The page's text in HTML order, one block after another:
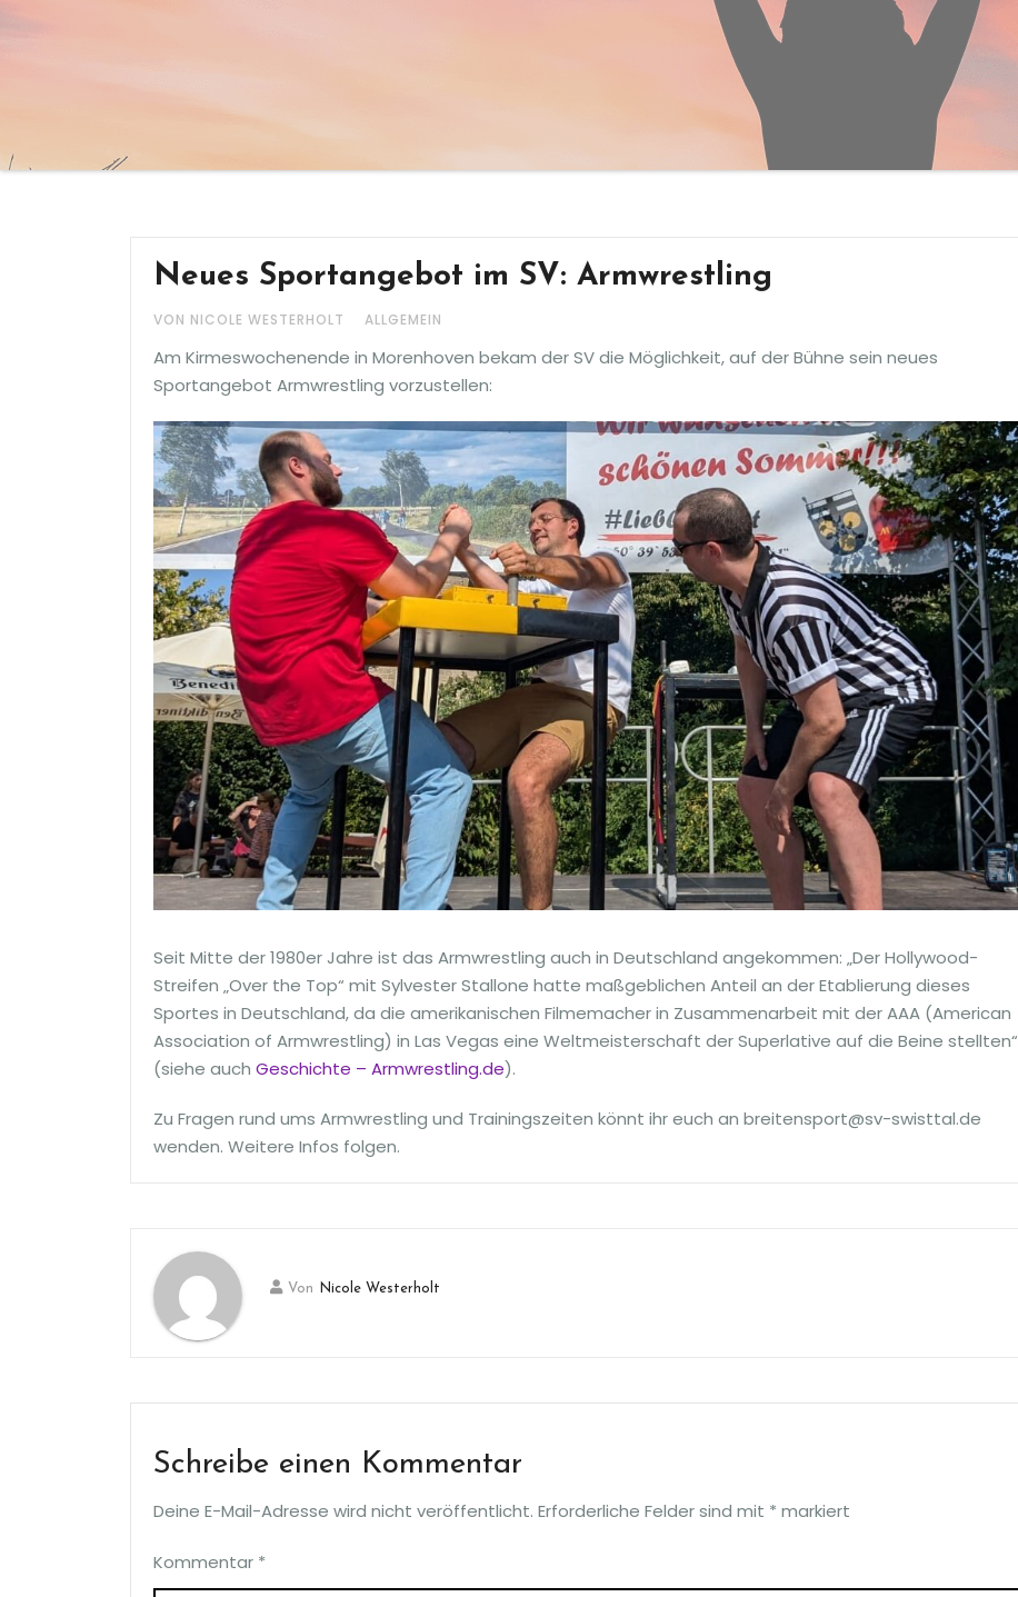
Neues Sportangebot im SV: Armwrestling
VON NICOLE WESTERHOLT ALLGEMEIN
Am Kirmeswochenende in Morenhoven bekam der SV die Möglichkeit, auf der Bühne sein neues
Sportangebot Armwrestling vorzustellen:
Seit Mitte der 1980er Jahre ist das Armwrestling auch in Deutschland angekommen: „Der Hollywood-
Streifen „Over the Top“ mit Sylvester Stallone hatte maßgeblichen Anteil an der Etablierung dieses
Sportes in Deutschland, da die amerikanischen Filmemacher in Zusammenarbeit mit der AAA (American
Association of Armwrestling) in Las Vegas eine Weltmeisterschaft der Superlative auf die Beine stellten“
(siehe auch Geschichte – Armwrestling.de).
Zu Fragen rund ums Armwrestling und Trainingszeiten könnt ihr euch an breitensport@sv-swisttal.de
wenden. Weitere Infos folgen.
Von Nicole Westerholt
Schreibe einen Kommentar
Deine E-Mail-Adresse wird nicht veröffentlicht. Erforderliche Felder sind mit * markiert
Kommentar *